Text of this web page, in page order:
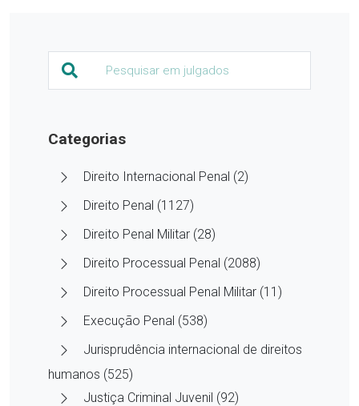
Categorias
Direito Internacional Penal (2)
Direito Penal (1127)
Direito Penal Militar (28)
Direito Processual Penal (2088)
Direito Processual Penal Militar (11)
Execução Penal (538)
Jurisprudência internacional de direitos
humanos (525)
Justiça Criminal Juvenil (92)